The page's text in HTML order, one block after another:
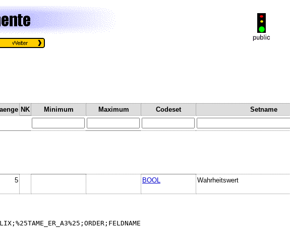
NK Minimum Maximum Codeset Setname
5 BOOL Wahrheitswert